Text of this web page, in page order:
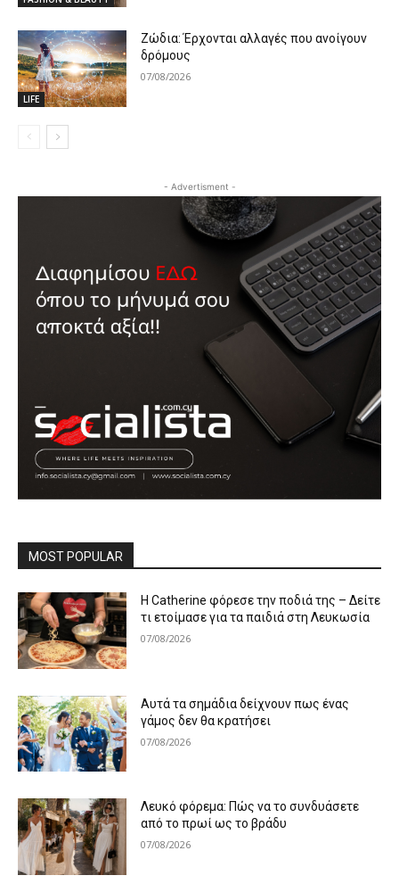
LIFE
Ζώδια: Έρχονται αλλαγές που ανοίγουν
δρόμους
07/08/2026
- Advertisment -
MOST POPULAR
Η Catherine φόρεσε την ποδιά της – Δείτε
τι ετοίμασε για τα παιδιά στη Λευκωσία
07/08/2026
Αυτά τα σημάδια δείχνουν πως ένας
γάμος δεν θα κρατήσει
07/08/2026
Λευκό φόρεμα: Πώς να το συνδυάσετε
από το πρωί ως το βράδυ
07/08/2026